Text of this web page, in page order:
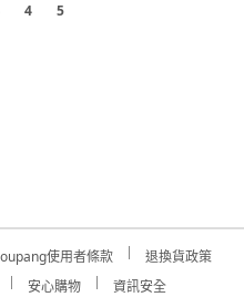
4 5
使用者條款
退換貨政策
安心購物
資訊安全